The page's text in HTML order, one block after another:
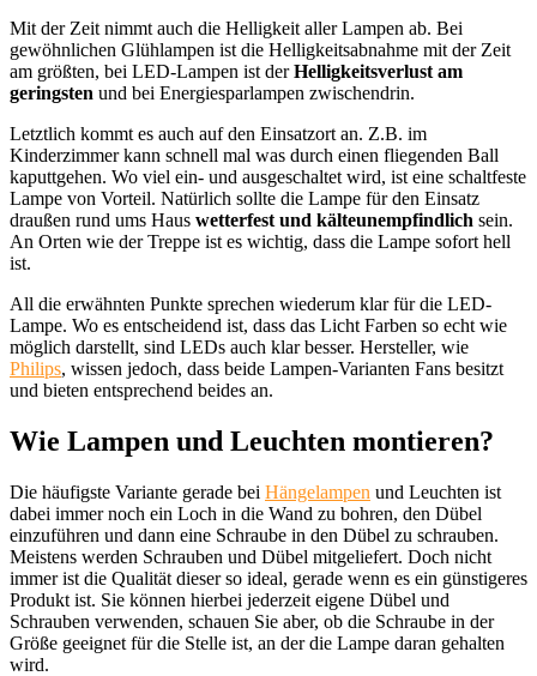
Mit der Zeit nimmt auch die Helligkeit aller Lampen ab. Bei
gewöhnlichen Glühlampen ist die Helligkeitsabnahme mit der Zeit
am größten, bei LED-Lampen ist derHelligkeitsverlust am
geringsten und bei Energiesparlampen zwischendrin.
Letztlich kommt es auch auf den Einsatzort an. Z.B. im
Kinderzimmer kann schnell mal was durch einen fliegenden Ball
kaputtgehen. Wo viel ein- und ausgeschaltet wird, ist eine schaltfeste
Lampe von Vorteil. Natürlich sollte die Lampe für den Einsatz
draußen rund ums Haus wetterfest und kälteunempfindlich sein.
An Orten wie der Treppe ist es wichtig, dass die Lampe sofort hell
ist.
All die erwähnten Punkte sprechen wiederum klar für die LED-
Lampe. Wo es entscheidend ist, dass das Licht Farben so echt wie
möglich darstellt, sind LEDs auch klar besser. Hersteller, wie
Philips, wissen jedoch, dass beide Lampen-Varianten Fans besitzt
und bieten entsprechend beides an.
Wie Lampen und Leuchten montieren?
Die häufigste Variante gerade bei Hängelampen und Leuchten ist
dabei immer noch ein Loch in die Wand zu bohren, den Dübel
einzuführen und dann eine Schraube in den Dübel zu schrauben.
Meistens werden Schrauben und Dübel mitgeliefert. Doch nicht
immer ist die Qualität dieser so ideal, gerade wenn es ein günstigeres
Produkt ist. Sie können hierbei jederzeit eigene Dübel und
Schrauben verwenden, schauen Sie aber, ob die Schraube in der
Größe geeignet für die Stelle ist, an der die Lampe daran gehalten
wird.